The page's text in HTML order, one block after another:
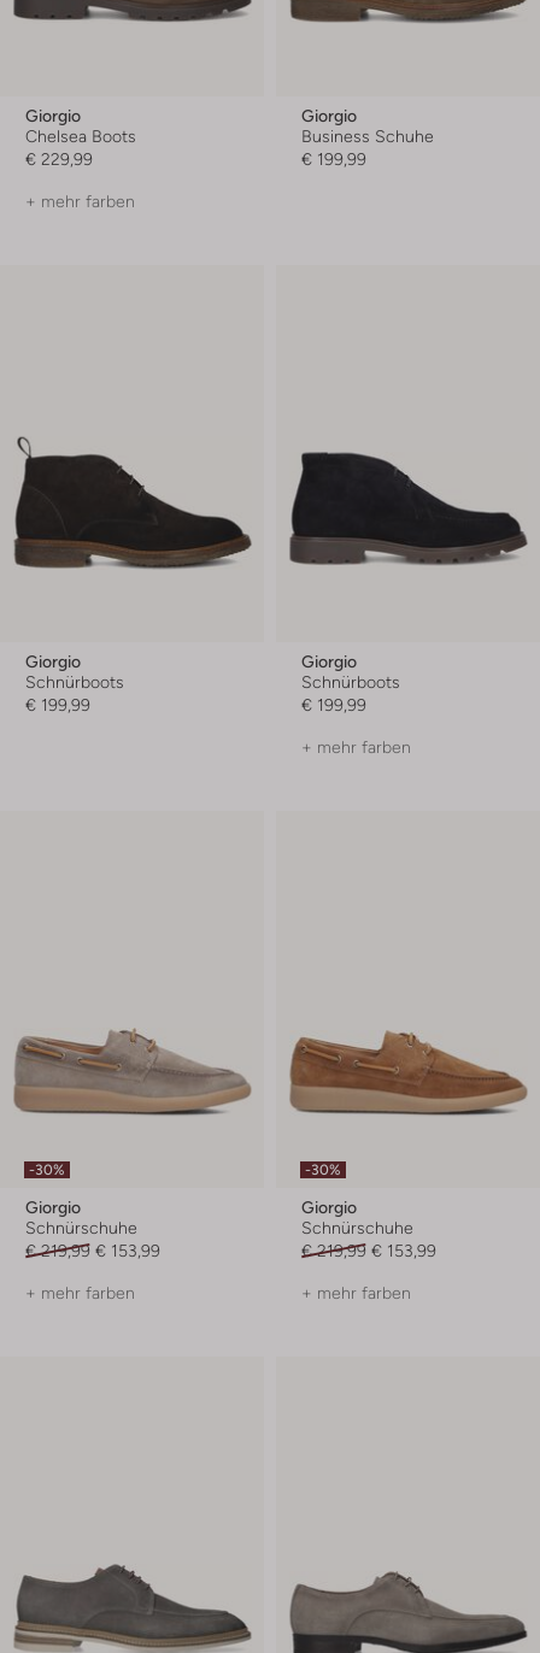
Giorgio
Chelsea Boots
€ 229,99
+ mehr farben
Giorgio
Business Schuhe
€ 199,99
Giorgio
Schnürboots
€ 199,99
Giorgio
Schnürboots
€ 199,99
+ mehr farben
-30%
Giorgio
Schnürschuhe
€ 219,99 € 153,99
+ mehr farben
-30%
Giorgio
Schnürschuhe
€ 219,99 € 153,99
+ mehr farben